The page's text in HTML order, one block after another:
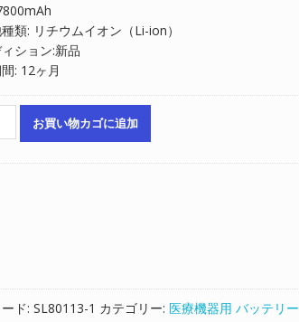
類: リチウムイオン（Li-ion）
ション:新品
: 12ヶ月
お買い物カゴに追加
ド: SL80113-1 カテゴリー: 医療機器用 バッテリー